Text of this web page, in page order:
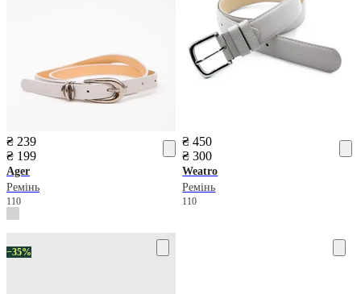
₴ 239
₴ 199
Ager
Ремінь
110
₴ 450
₴ 300
Weatro
Ремінь
110
−35%